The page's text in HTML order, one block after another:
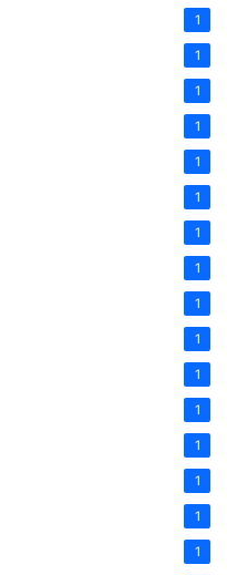
1
1
1
1
1
1
1
1
1
1
1
1
1
1
1
1